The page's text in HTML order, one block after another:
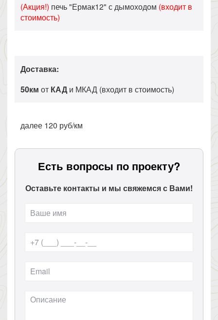
(Акция!) печь "Ермак12" с дымоходом (входит в
стоимость)
Доставка:
50км от КАД и МКАД (входит в стоимость)
далее 120 руб/км
Есть вопросы по проекту?
Оставьте контакты и мы свяжемся с Вами!